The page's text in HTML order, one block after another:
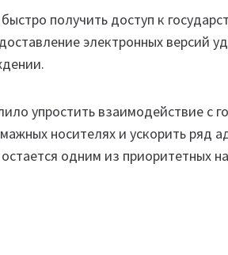
получить доступ к
электронных версий
упростить взаимодействие с
носителях и ускорить ряд
одним из приоритетных